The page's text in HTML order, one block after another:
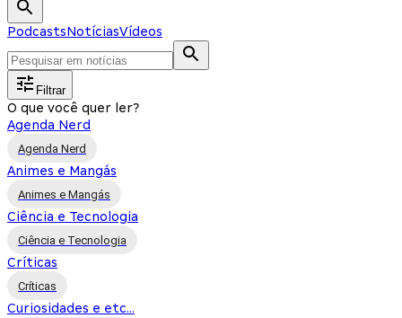
PodcastsNotíciasVídeos
Filtrar
O que você quer ler?
Agenda Nerd
Agenda Nerd
Animes e Mangás
Animes e Mangás
Ciência e Tecnologia
Ciência e Tecnologia
Críticas
Críticas
Curiosidades e etc...